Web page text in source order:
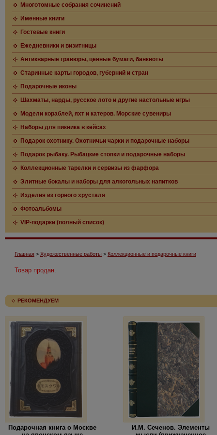
Многотомные собрания сочинений
Именные книги
Гостевые книги
Ежедневники и визитницы
Антикварные гравюры, ценные бумаги, банкноты
Старинные карты городов, губерний и стран
Подарочные иконы
Шахматы, нарды, русское лото и другие настольные игры
Модели кораблей, яхт и катеров. Морские сувениры
Наборы для пикника в кейсах
Подарок охотнику. Охотничьи чарки и подарочные наборы
Подарок рыбаку. Рыбацкие стопки и подарочные наборы
Коллекционные тарелки и сервизы из фарфора
Элитные бокалы и наборы для алкогольных напитков
Изделия из горного хрусталя
Фотоальбомы
VIP-подарки (полный список)
Главная > Художественные работы > Коллекционные и подарочные книги
Товар продан.
РЕКОМЕНДУЕМ
Подарочная книга о Москве
И.М. Сеченов. Элементы